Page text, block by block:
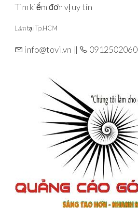
Skip
content
Tìm kiếm đơn vị uy tín
L àmtại Tp.HCM
info@tovi.vn || 0912502060